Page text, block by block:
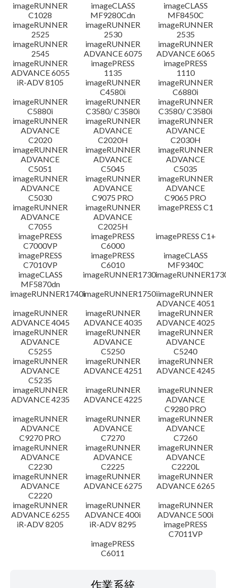
語言
注意事項
設置說明
檔案資訊
免責聲明
imageRUNNER
C1028
imageCLASS
MF9280Cdn
imageCLASS
MF8450C
imageRUNNER
2525
imageRUNNER
2530
imageRUNNER
2535
imageRUNNER
2545
imageRUNNER
ADVANCE 6075
imageRUNNER
ADVANCE 6065
imageRUNNER
ADVANCE 6055
imagePRESS
1135
imagePRESS
1110
iR-ADV 8105
imageRUNNER
C4580i
imageRUNNER
C6880i
imageRUNNER
C5880i
imageRUNNER
C3580/ C3580i
imageRUNNER
C3580/ C3580i
imageRUNNER
ADVANCE
C2020
imageRUNNER
ADVANCE
C2020H
imageRUNNER
ADVANCE
C2030H
imageRUNNER
ADVANCE
C5051
imageRUNNER
ADVANCE
C5045
imageRUNNER
ADVANCE
C5035
imageRUNNER
ADVANCE
C5030
imageRUNNER
ADVANCE
C9075 PRO
imageRUNNER
ADVANCE
C9065 PRO
imageRUNNER
ADVANCE
C7055
imageRUNNER
ADVANCE
C2025H
imagePRESS C1
imagePRESS
C7000VP
imagePRESS
C6000
imagePRESS C1+
imagePRESS
C7010VP
imagePRESS
C6010
imageCLASS
MF9340C
imageCLASS
MF5870dn
imageRUNNER1730
imageRUNNER1740iimageRUNNER1750iimageRUNNER
ADVANCE 4051
imageRUNNER
ADVANCE 4045
imageRUNNER
ADVANCE 4035
imageRUNNER
ADVANCE 4025
imageRUNNER
ADVANCE
C5255
imageRUNNER
ADVANCE
C5250
imageRUNNER
ADVANCE
C5240
imageRUNNER
ADVANCE
C5235
imageRUNNER
ADVANCE 4251
imageRUNNER
ADVANCE 4245
imageRUNNER
ADVANCE 4235
imageRUNNER
ADVANCE 4225
imageRUNNER
ADVANCE
C9280 PRO
imageRUNNER
ADVANCE
C9270 PRO
imageRUNNER
ADVANCE
C7270
imageRUNNER
ADVANCE
C7260
imageRUNNER
ADVANCE
C2230
imageRUNNER
ADVANCE
C2225
imageRUNNER
ADVANCE
C2220L
imageRUNNER
ADVANCE
C2220
imageRUNNER
ADVANCE 6275
imageRUNNER
ADVANCE 6265
imageRUNNER
ADVANCE 6255
imageRUNNER
ADVANCE 400i
imageRUNNER
ADVANCE 500i
iR-ADV 8205
iR-ADV 8295
imagePRESS
C7011VP
imagePRESS
C6011
作業系統